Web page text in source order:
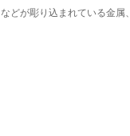
どが彫り込まれている金属、